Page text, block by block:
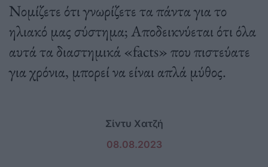
Νομίζετε ότι γνωρίζετε τα πάντα για το
ηλιακό μας σύστημα; Αποδεικνύεται ότι όλα
αυτά τα διαστημικά «facts» που πιστεύατε
για χρόνια, μπορεί να είναι απλά μύθος.
Σίντυ Χατζή
08.08.2023